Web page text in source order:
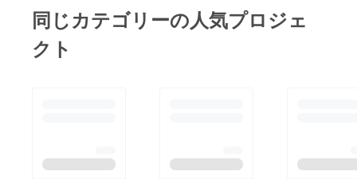
ましたが本プロジェク
トを引き続き期限まで
まっている、75周年を
同じカテゴリーの人気プロジェ
クト